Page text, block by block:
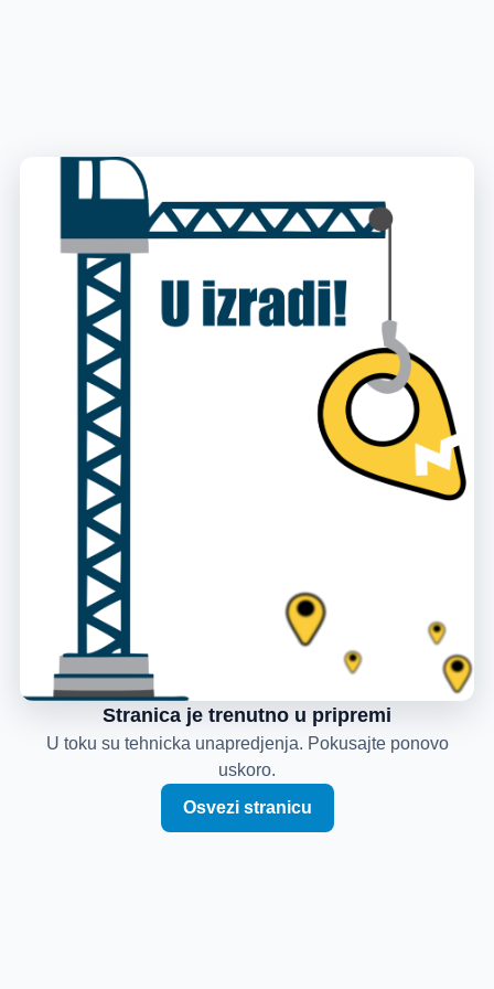
Stranica je trenutno u pripremi
U toku su tehnicka unapredjenja. Pokusajte ponovo
uskoro.
Osvezi stranicu